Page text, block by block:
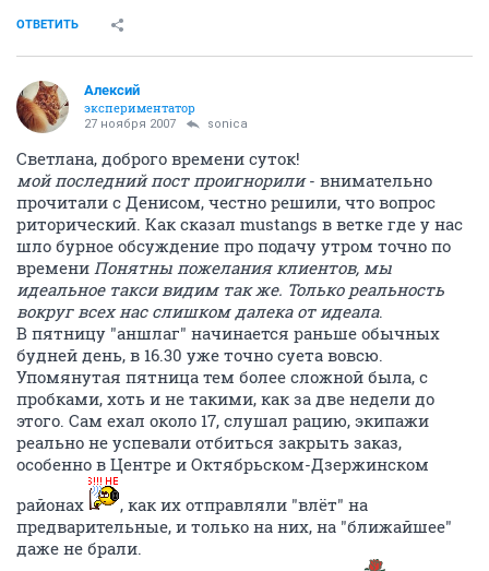
ОТВЕТИТЬ
Алексий
экспериментатор
27 ноября 2007 sonica
Светлана, доброго времени суток!
мой последний пост проигнорили- внимательно
прочитали с Денисом, честно решили, что вопрос
риторический. Как сказал mustangs в ветке где у нас
шло бурное обсуждение про подачу утром точно по
времени Понятны пожелания клиентов, мы
идеальное такси видим так же. Только реальность
вокруг всех нас слишком далека от идеала.
В пятницу "аншлаг" начинается раньше обычных
будней день, в 16.30 уже точно суета вовсю.
Упомянутая пятница тем более сложной была, с
пробками, хоть и не такими, как за две недели до
этого. Сам ехал около 17, слушал рацию, экипажи
реально не успевали отбиться закрыть заказ,
особенно в Центре и Октябрьском-Дзержинском
районах
, как их отправляли "влёт" на
предварительные, и только на них, на "ближайшее"
даже не брали.